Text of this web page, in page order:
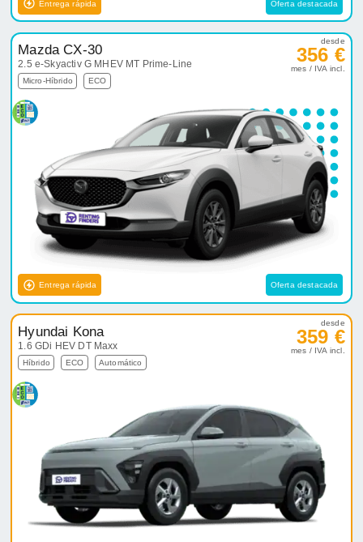
Entrega rápida Oferta destacada
Mazda CX-30
2.5 e-Skyactiv G MHEV MT Prime-Line
Micro-Híbrido ECO
desde
356 €
mes / IVA incl.
Entrega rápida Oferta destacada
Hyundai Kona
1.6 GDi HEV DT Maxx
Híbrido ECO Automático
desde
359 €
mes / IVA incl.